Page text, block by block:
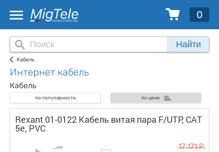
0
Найти
Кабель
Интернет кабель
Кабель
по популярности по цене
Rexant 01-0122 Кабель витая пара F/UTP, CAT
5e, PVC
17 171 Р